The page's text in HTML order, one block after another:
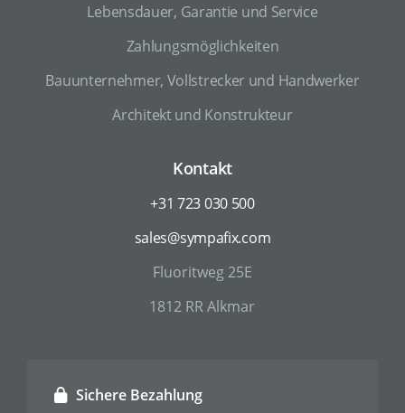
Lebensdauer, Garantie und Service
Zahlungsmöglichkeiten
Bauunternehmer, Vollstrecker und Handwerker
Architekt und Konstrukteur
Kontakt
+31 723 030 500
sales@sympafix.com
Fluoritweg 25E
1812 RR Alkmar
Sichere Bezahlung